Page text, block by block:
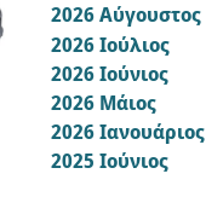
2026 Αύγουστος
2026 Ιούλιος
2026 Ιούνιος
2026 Μάιος
2026 Ιανουάριος
2025 Ιούνιος